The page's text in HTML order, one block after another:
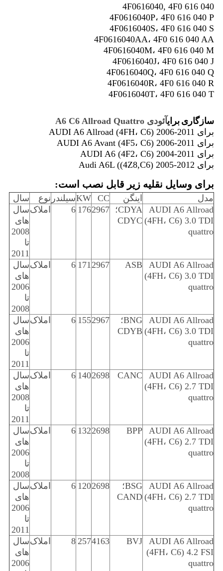
4F0616040, 4F0 616 040
4F0616040P، 4F0 616 040 P
4F0616040S، 4F0 616 040 S
4F0616040AA، 4F0 616 040 AA
4F0616040M، 4F0 616 040 M
4F0616040J، 4F0 616 040 J
4F0616040Q، 4F0 616 040 Q
4F0616040R، 4F0 616 040 R
4F0616040T، 4F0 616 040 T
سازگاری برایآئودی A6 C6 Allroad Quattro
برای AUDI A6 Allroad (4FH، C6) 2006-2011
برای AUDI A6 Avant (4F5، C6) 2006-2011
برای AUDI A6 (4F2، C6) 2004-2011
برای Audi A6L ((4Z8,C6) 2005-2012
برای وسایل نقلیه زیر قابل نصب است:
مدل اینگن CC
KWسیلندر نوع
سال
AUDI A6 Allroad
(4FH، C6) 3.0 TDI
quattro
CDYA؛
CDYC
2967
176
6 املاکسال
های
2008
تا
2011
AUDI A6 Allroad
(4FH، C6) 3.0 TDI
quattro
ASB
2967
171
6 املاکسال
های
2006
تا
2008
AUDI A6 Allroad
(4FH، C6) 3.0 TDI
quattro
BNG؛
CDYB
2967
155
6 املاکسال
های
2006
تا
2011
AUDI A6 Allroad
(4FH، C6) 2.7 TDI
quattro
CANC
2698
140
6 املاکسال
های
2008
تا
2011
AUDI A6 Allroad
(4FH، C6) 2.7 TDI
quattro
BPP
2698
132
6 املاکسال
های
2006
تا
2008
AUDI A6 Allroad
(4FH، C6) 2.7 TDI
quattro
BSG؛
CAND
2698
120
6 املاکسال
های
2006
تا
2011
AUDI A6 Allroad
(4FH، C6) 4.2 FSI
quattro
BVJ
4163
257
8 املاکسال
های
2006